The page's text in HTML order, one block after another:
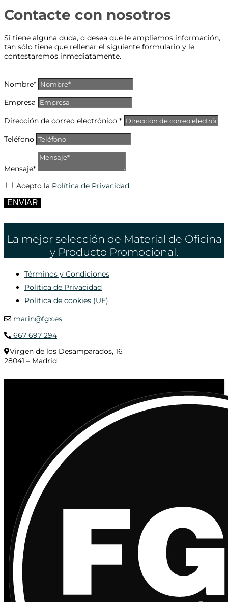
Contacte con nosotros
Si tiene alguna duda, o desea que le ampliemos información,
tan sólo tiene que rellenar el siguiente formulario y le
contestaremos inmediatamente.
Nombre*
Empresa
Dirección de correo electrónico *
Teléfono
Mensaje*
Acepto la Política de Privacidad
ENVIAR
La mejor selección de Material de Oficina
y Producto Promocional.
Términos y Condiciones
Política de Privacidad
Política de cookies (UE)
marin@fgx.es
667 697 294
Virgen de los Desamparados, 16
28041 – Madrid